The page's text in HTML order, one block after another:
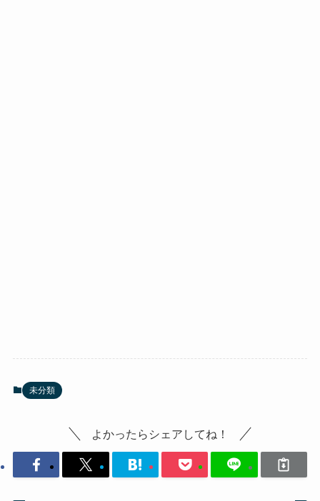
未分類
よかったらシェアしてね！